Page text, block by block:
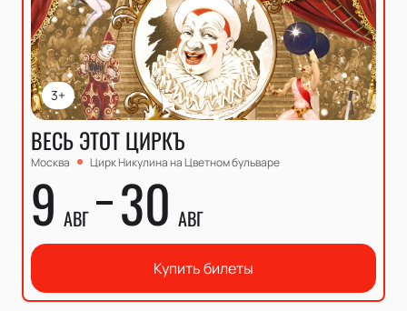
3+
ВЕСЬ ЭТОТ ЦИРКЪ
Москва Цирк Никулина на Цветном бульваре
9 АВГ 30 АВГ
Купить билеты